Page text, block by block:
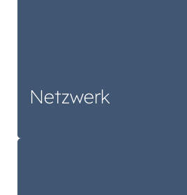
Netzwerk
Was wir sagen, tun